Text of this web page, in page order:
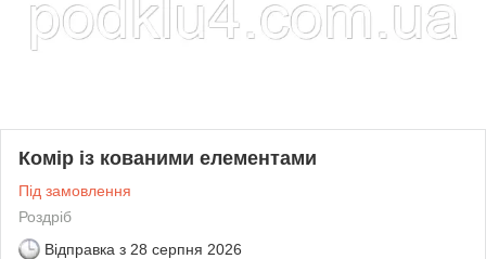
Комір із кованими елементами
Під замовлення
Роздріб
Відправка з 28 серпня 2026